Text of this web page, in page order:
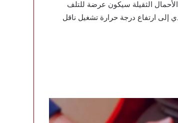
الثقيلة سيكون عرضة للتلف
إلى ارتفاع درجة حرارة تشغيل ناقل